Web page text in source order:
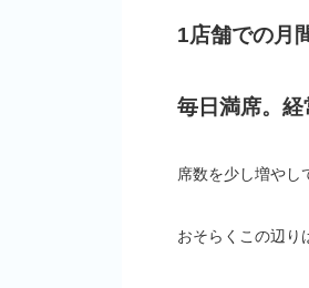
1店舗での月
毎日満席。
席数を少し増やし
おそらくこの辺り